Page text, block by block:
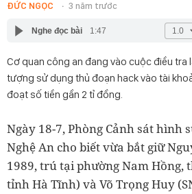
ĐỨC NGỌC 3 năm trước
Nghe đọc bài 1:47
Cơ quan công an đang vào cuộc điều tra
tượng sử dụng thủ đoạn hack vào tài
đoạt số tiền gần 2 tỉ đồng.
Ngày 18-7, Phòng Cảnh sát hình
Nghệ An cho biết vừa bắt giữ
1989, trú tại phường Nam Hồng,
tỉnh Hà Tĩnh) và Võ Trọng Huy